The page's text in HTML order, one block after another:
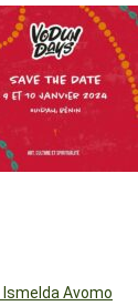
Avomo